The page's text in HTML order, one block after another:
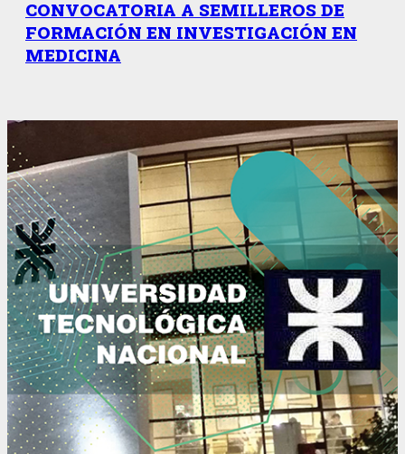
CONVOCATORIA A SEMILLEROS DE
FORMACIÓN EN INVESTIGACIÓN EN
MEDICINA